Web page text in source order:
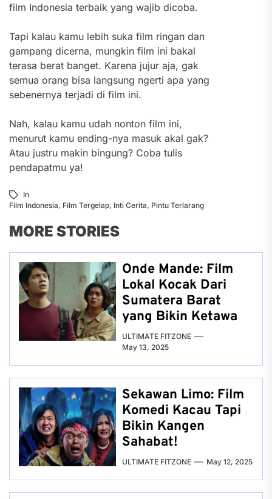
film Indonesia terbaik yang wajib dicoba.
Tapi kalau kamu lebih suka film ringan dan
gampang dicerna, mungkin film ini bakal
terasa berat banget. Karena jujur aja, gak
semua orang bisa langsung ngerti apa yang
sebenernya terjadi di film ini.
Nah, kalau kamu udah nonton film ini,
menurut kamu ending-nya masuk akal gak?
Atau justru makin bingung? Coba tulis
pendapatmu ya!
In
Film Indonesia, Film Tergelap, Inti Cerita, Pintu Terlarang
MORE STORIES
Onde Mande: Film
Lokal Kocak Dari
Sumatera Barat
yang Bikin Ketawa
ULTIMATE FITZONE
May 13, 2025
Sekawan Limo: Film
Komedi Kacau Tapi
Bikin Kangen
Sahabat!
ULTIMATE FITZONE May 12, 2025